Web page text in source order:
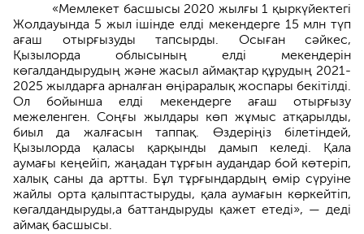
«Мемлекет басшысы 2020 жылғы 1 қыркүйектегі
Жолдауында 5 жыл ішінде елді мекендерге 15 млн түп
ағаш отырғызуды тапсырды. Осыған сәйкес,
Қызылорда облысының елді мекендерін
көгалдандырудың және жасыл аймақтар құрудың 2021-
2025 жылдарға арналған өңіраралық жоспары бекітілді.
Ол бойынша елді мекендерге ағаш отырғызу
межеленген. Соңғы жылдары көп жұмыс атқарылды,
биыл да жалғасын таппақ. Өздеріңіз білетіндей,
Қызылорда қаласы қарқынды дамып келеді. Қала
аумағы кеңейіп, жаңадан тұрғын аудандар бой көтеріп,
халық саны да артты. Бұл тұрғындардың өмір сүруіне
жайлы орта қалыптастыруды, қала аумағын көркейтіп,
көгалдандыруды,а баттандыруды қажет етеді», — деді
аймақ басшысы.